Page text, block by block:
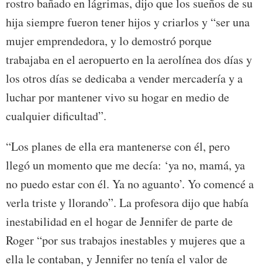
rostro bañado en lágrimas, dijo que los sueños de su
hija siempre fueron tener hijos y criarlos y “ser una
mujer emprendedora, y lo demostró porque
trabajaba en el aeropuerto en la aerolínea dos días y
los otros días se dedicaba a vender mercadería y a
luchar por mantener vivo su hogar en medio de
cualquier dificultad”.
“Los planes de ella era mantenerse con él, pero
llegó un momento que me decía: ‘ya no, mamá, ya
no puedo estar con él. Ya no aguanto’. Yo comencé a
verla triste y llorando”. La profesora dijo que había
inestabilidad en el hogar de Jennifer de parte de
Roger “por sus trabajos inestables y mujeres que a
ella le contaban, y Jennifer no tenía el valor de